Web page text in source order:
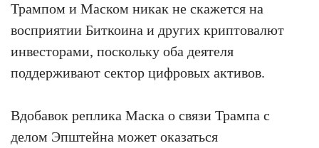
Трампом и Маском никак не скажется на
восприятии Биткоина и других криптовалют
инвесторами, поскольку оба деятеля
поддерживают сектор цифровых активов.
Вдобавок реплика Маска о связи Трампа с
делом Эпштейна может оказаться